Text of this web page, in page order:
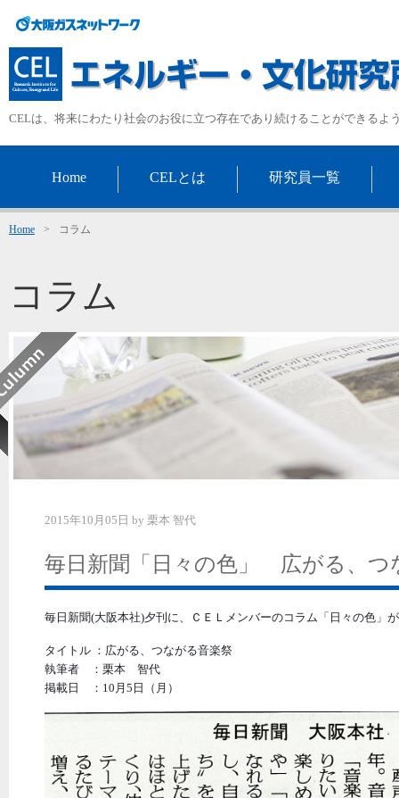
CELは、将来にわたり社会のお役に立つ存在であり続けることができるよ
Home CELとは 研究員一覧
Home > コラム
コラム
2015年10月05日 by 栗本 智代
毎日新聞「日々の色」 広がる、つ
毎日新聞(大阪本社)夕刊に、ＣＥＬメンバーのコラム「日々の色」
タイトル ：広がる、つながる音楽祭
執筆者 ：栗本 智代
掲載日 ：10月5日（月）